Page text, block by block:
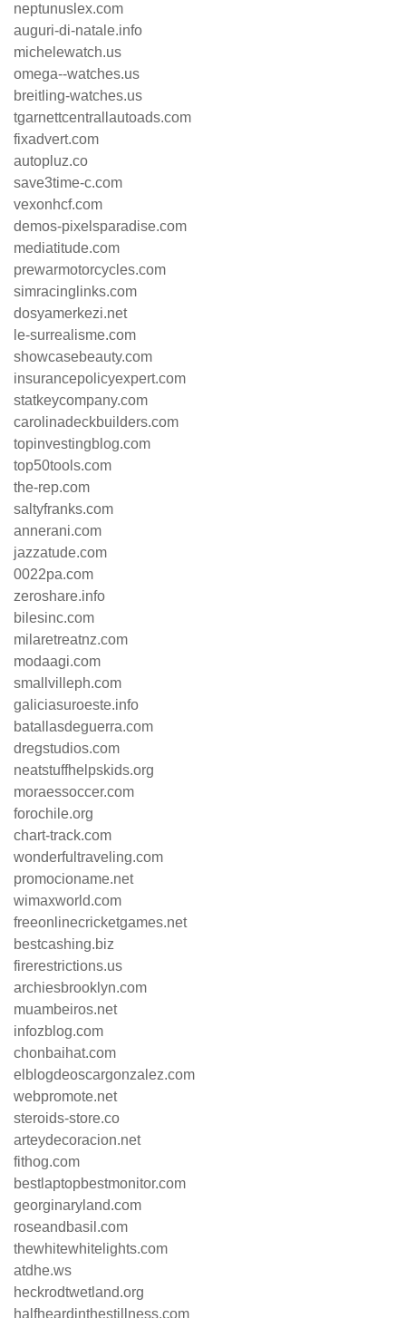
neptunuslex.com
auguri-di-natale.info
michelewatch.us
omega--watches.us
breitling-watches.us
tgarnettcentrallautoads.com
fixadvert.com
autopluz.co
save3time-c.com
vexonhcf.com
demos-pixelsparadise.com
mediatitude.com
prewarmotorcycles.com
simracinglinks.com
dosyamerkezi.net
le-surrealisme.com
showcasebeauty.com
insurancepolicyexpert.com
statkeycompany.com
carolinadeckbuilders.com
topinvestingblog.com
top50tools.com
the-rep.com
saltyfranks.com
annerani.com
jazzatude.com
0022pa.com
zeroshare.info
bilesinc.com
milaretreatnz.com
modaagi.com
smallvilleph.com
galiciasuroeste.info
batallasdeguerra.com
dregstudios.com
neatstuffhelpskids.org
moraessoccer.com
forochile.org
chart-track.com
wonderfultraveling.com
promocioname.net
wimaxworld.com
freeonlinecricketgames.net
bestcashing.biz
firerestrictions.us
archiesbrooklyn.com
muambeiros.net
infozblog.com
chonbaihat.com
elblogdeoscargonzalez.com
webpromote.net
steroids-store.co
arteydecoracion.net
fithog.com
bestlaptopbestmonitor.com
georginaryland.com
roseandbasil.com
thewhitewhitelights.com
atdhe.ws
heckrodtwetland.org
halfheardinthestillness.com